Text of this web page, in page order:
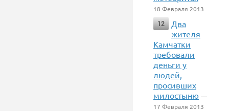
18 Февраля 2013
12
Два
жителя
Камчатки
требовали
деньги у
людей,
просивших
милостыню —
17 Февраля 2013